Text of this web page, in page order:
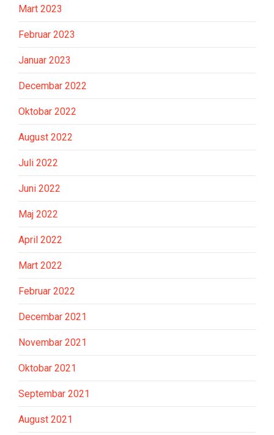
Mart 2023
Februar 2023
Januar 2023
Decembar 2022
Oktobar 2022
August 2022
Juli 2022
Juni 2022
Maj 2022
April 2022
Mart 2022
Februar 2022
Decembar 2021
Novembar 2021
Oktobar 2021
Septembar 2021
August 2021